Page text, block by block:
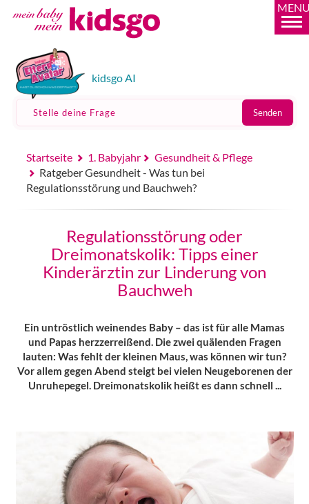
kidsgo AI
Stelle deine Frage Senden
Startseite 1. Babyjahr
Gesundheit & Pflege
Ratgeber Gesundheit - Was tun bei
Regulationsstörung und Bauchweh?
Regulationsstörung oder
Dreimonatskolik: Tipps einer
Kinderärztin zur Linderung von
Bauchweh
Ein untröstlich weinendes Baby – das ist für alle Mamas
und Papas herzzerreißend. Die zwei quälenden Fragen
lauten: Was fehlt der kleinen Maus, was können wir tun?
Vor allem gegen Abend steigt bei vielen Neugeborenen der
Unruhepegel. Dreimonatskolik heißt es dann schnell ...